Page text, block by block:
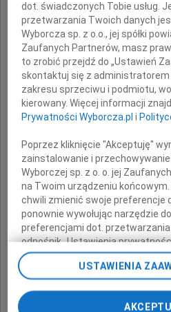
Dyrektora
Pozostanie w naszej pamięci
oraz wspieranie
W tym
z
składając
Społeczność II
dot. świadczonych Tobie usług.
przetwarzania Twoich danych
Wyborcza sp. z o.o., jej spółki
Zaufanych Partnerów, masz
to zrobić przejdź do „Ustawień
skontaktuj się z administratorem
zakresu sprzeciwu i podmiotu,
kierowany. Więcej informacji
Prywatności Wyborcza.pl i
Poprzez kliknięcie "Akceptuję"
zainstalowanie i
Wyborczej sp. z o. o. jej
na Twoim urządzeniu
chwili zmienić swoje preferencje
ponownie wywołując narzędzie
preferencjami dot.
odnośnik „Ustawienia
przechodząc do sekcji
Zmiana ustawień plików cookie
pomocą ustawień przeglądarki.
USTAWIENIA